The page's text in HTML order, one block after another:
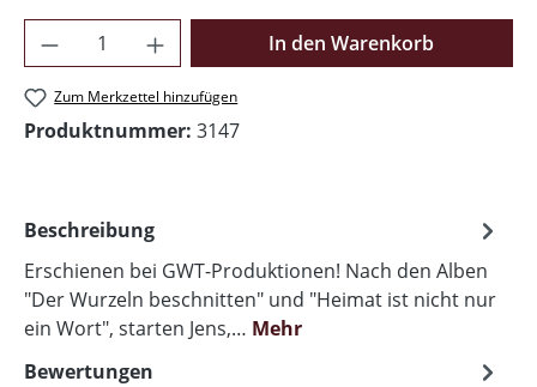
Produkt Anzahl: Gib den gewünschten
In den Warenkorb
Zum Merkzettel hinzufügen
Produktnummer: 3147
Beschreibung
Erschienen bei GWT-Produktionen! Nach den Alben
"Der Wurzeln beschnitten" und "Heimat ist nicht nur
ein Wort", starten Jens,… Mehr
Bewertungen